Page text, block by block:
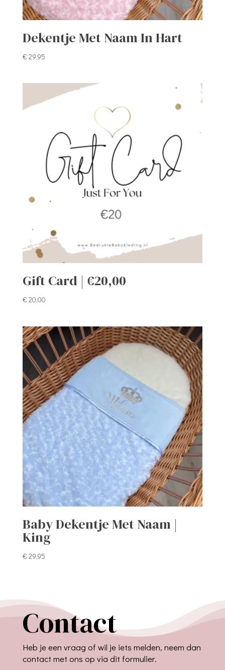
Dekentje Met Naam In Hart
€ 29,95
Gift Card | €20,00
€ 20,00
Baby Dekentje Met Naam |
King
€ 29,95
Contact
Heb je een vraag of wil je iets melden, neem dan
contact met ons op via dit formulier.